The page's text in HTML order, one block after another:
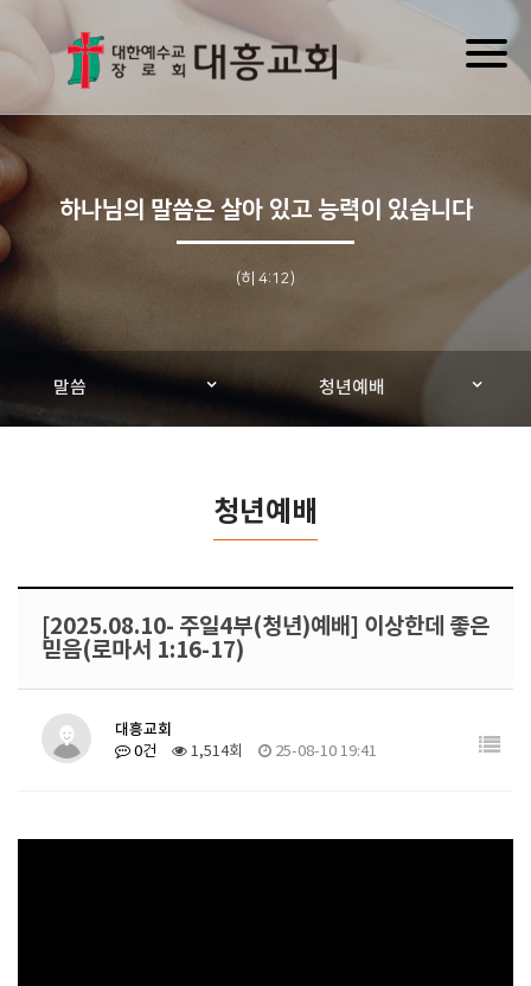
하나님의 말씀은 살아 있고 능력이 있습니다
(히 4:12)
말씀 청년예배
청년예배
[2025.08.10- 주일4부(청년)예배] 이상한데 좋은
믿음(로마서 1:16-17)
대흥교회
0건 1,514회 25-08-10 19:41